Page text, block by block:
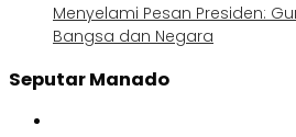
Menyelami Pesan Presiden:
Bangsa dan Negara
Seputar Manado